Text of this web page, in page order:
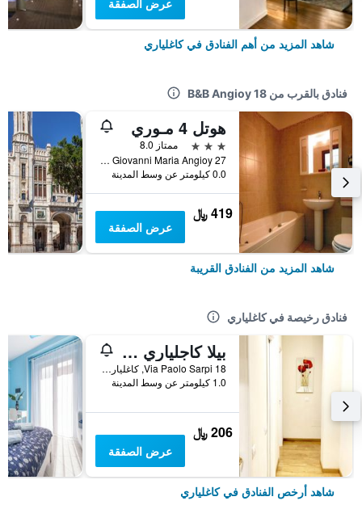
عرض الصفقة
شاهد المزيد من أهم الفنادق في كاغلياري
فنادق بالقرب من B&B Angioy 18
هوتل 4 مـوري
3 نجوم
ممتاز 8.0
Via Giovanni Maria Angioy 27, كاغلياري, سردينيا, إيطاليا
0.0 كيلومتر عن وسط المدينة
419 ﷼
عرض الصفقة
شاهد المزيد من الفنادق القريبة
فنادق رخيصة في كاغلياري
بيلا كاجلياري بي آند بي
Via Paolo Sarpi 18, كاغلياري, سردينيا, إيطاليا
1.0 كيلومتر عن وسط المدينة
206 ﷼
عرض الصفقة
شاهد أرخص الفنادق في كاغلياري